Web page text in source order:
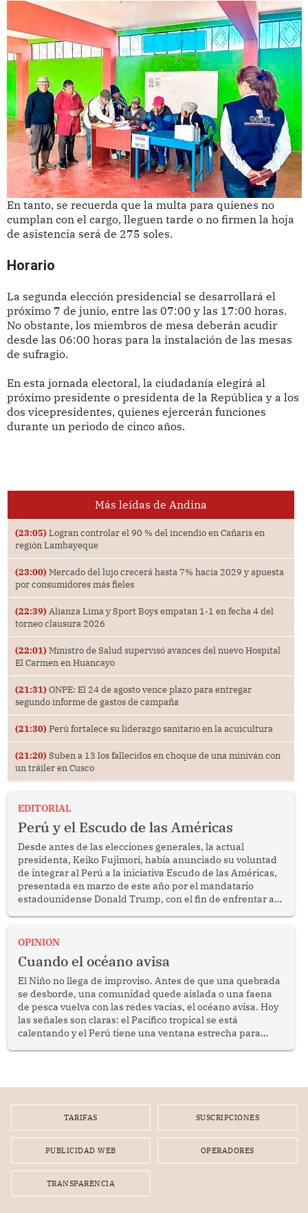
En tanto, se recuerda que la multa para quienes no
cumplan con el cargo, lleguen tarde o no firmen la hoja
de asistencia será de 275 soles.
Horario
La segunda elección presidencial se desarrollará el
próximo 7 de junio, entre las 07:00 y las 17:00 horas.
No obstante, los miembros de mesa deberán acudir
desde las 06:00 horas para la instalación de las mesas
de sufragio.
En esta jornada electoral, la ciudadanía elegirá al
próximo presidente o presidenta de la República y a los
dos vicepresidentes, quienes ejercerán funciones
durante un periodo de cinco años.
Más leídas de Andina
(23:05) Logran controlar el 90 % del incendio en Cañaris en
región Lambayeque
(23:00) Mercado del lujo crecerá hasta 7% hacia 2029 y apuesta
por consumidores más fieles
(22:39) Alianza Lima y Sport Boys empatan 1-1 en fecha 4 del
torneo clausura 2026
(22:01) Ministro de Salud supervisó avances del nuevo Hospital
El Carmen en Huancayo
(21:31) ONPE: El 24 de agosto vence plazo para entregar
segundo informe de gastos de campaña
(21:30) Perú fortalece su liderazgo sanitario en la acuicultura
(21:20) Suben a 13 los fallecidos en choque de una miniván con
un tráiler en Cusco
EDITORIAL
Perú y el Escudo de las Américas
Desde antes de las elecciones generales, la actual
presidenta, Keiko Fujimori, había anunciado su voluntad
de integrar al Perú a la iniciativa Escudo de las Américas,
presentada en marzo de este año por el mandatario
estadounidense Donald Trump, con el fin de enfrentar al
OPINION
Cuando el océano avisa
El Niño no llega de improviso. Antes de que una quebrada
se desborde, una comunidad quede aislada o una faena
de pesca vuelva con las redes vacías, el océano avisa. Hoy
las señales son claras: el Pacífico tropical se está
calentando y el Perú tiene una ventana estrecha para
TARIFAS SUSCRIPCIONES
PUBLICIDAD WEB OPERADORES
TRANSPARENCIA